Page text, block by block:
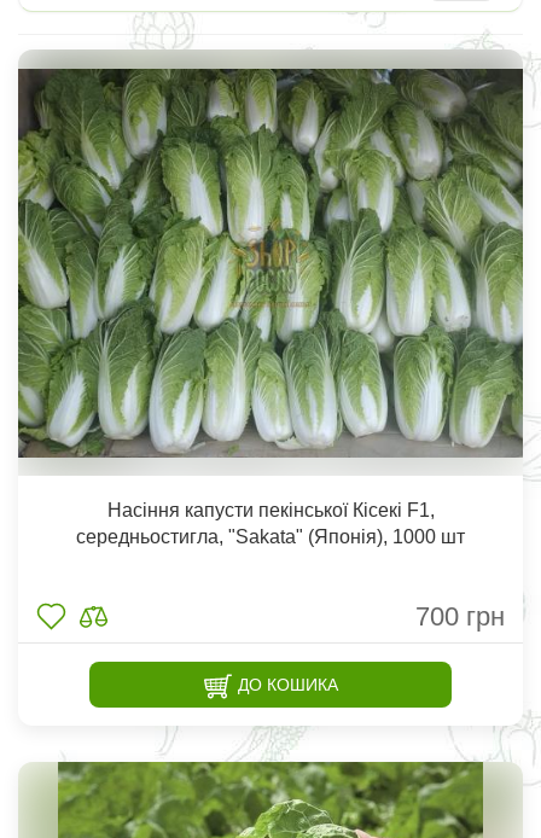
Насіння капусти пекінської Кісекі F1,
середньостигла, "Sakata" (Японія), 1000 шт
700 грн
ДО КОШИКА